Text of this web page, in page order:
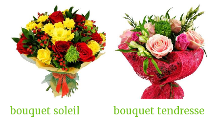
bouquet soleil bouquet tendresse